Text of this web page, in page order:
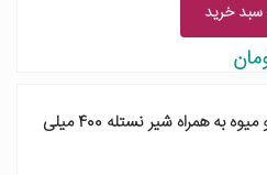
سبد خرید
سرلاک گندم و میوه به همراه شیر نستله 400 میلی